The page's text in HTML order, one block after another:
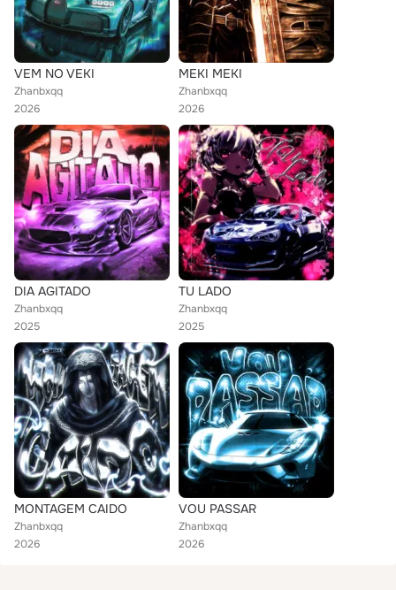
VEM NO VEKI
Zhanbxqq
2026
MEKI MEKI
Zhanbxqq
2026
DIA AGITADO
Zhanbxqq
2025
TU LADO
Zhanbxqq
2025
MONTAGEM CAIDO
Zhanbxqq
2026
VOU PASSAR
Zhanbxqq
2026